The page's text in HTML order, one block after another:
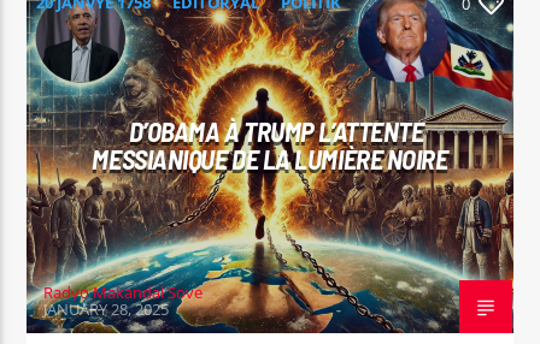
LIBÈTE
LAKOU ZAKA
Radyo Makandal Sove
REFLEKSYON
D’OBAMA À TRUMP L’ATTENTE
MESSIANIQUE DE LA LUMIÈRE NOIRE
Radyo Makandal Sove
JANUARY 28, 2025